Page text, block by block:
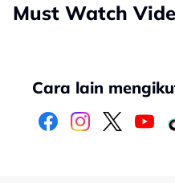
Must Watch
Cara lain